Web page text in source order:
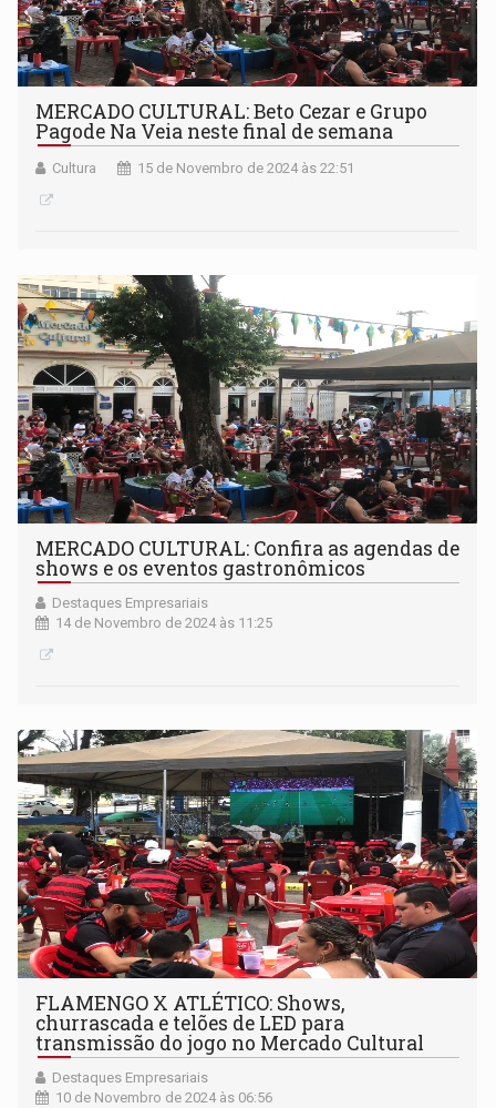
MERCADO CULTURAL: Beto Cezar e Grupo
Pagode Na Veia neste final de semana
Cultura 15 de Novembro de 2024 às 22:51
MERCADO CULTURAL: Confira as agendas de
shows e os eventos gastronômicos
Destaques Empresariais
14 de Novembro de 2024 às 11:25
FLAMENGO X ATLÉTICO: Shows,
churrascada e telões de LED para
transmissão do jogo no Mercado Cultural
Destaques Empresariais
10 de Novembro de 2024 às 06:56